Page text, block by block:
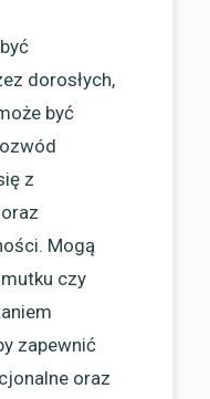
dorosłych,
być
z
Mogą
czy
zapewnić
oraz